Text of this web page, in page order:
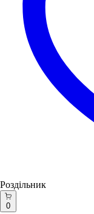
Роздільник
0